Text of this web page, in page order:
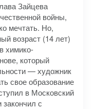
Зайцева
войны,
мечтать. Но,
возраст (14 лет)
химико-
который
— художник
свое образование
в Московский
закончил с